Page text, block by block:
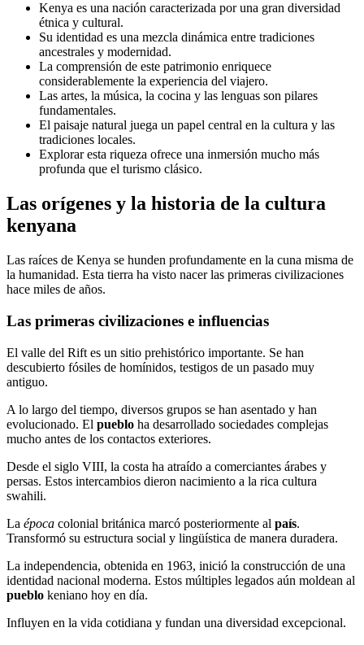
Kenya es una nación caracterizada por una gran diversidad
étnica y cultural.
Su identidad es una mezcla dinámica entre tradiciones
ancestrales y modernidad.
La comprensión de este patrimonio enriquece
considerablemente la experiencia del viajero.
Las artes, la música, la cocina y las lenguas son pilares
fundamentales.
El paisaje natural juega un papel central en la cultura y las
tradiciones locales.
Explorar esta riqueza ofrece una inmersión mucho más
profunda que el turismo clásico.
Las orígenes y la historia de la cultura
kenyana
Las raíces de Kenya se hunden profundamente en la cuna misma de
la humanidad. Esta tierra ha visto nacer las primeras civilizaciones
hace miles de años.
Las primeras civilizaciones e influencias
El valle del Rift es un sitio prehistórico importante. Se han
descubierto fósiles de homínidos, testigos de un pasado muy
antiguo.
A lo largo del tiempo, diversos grupos se han asentado y han
evolucionado. El pueblo ha desarrollado sociedades complejas
mucho antes de los contactos exteriores.
Desde el siglo VIII, la costa ha atraído a comerciantes árabes y
persas. Estos intercambios dieron nacimiento a la rica cultura
swahili.
La época colonial británica marcó posteriormente al país.
Transformó su estructura social y lingüística de manera duradera.
La independencia, obtenida en 1963, inició la construcción de una
identidad nacional moderna. Estos múltiples legados aún moldean al
pueblo keniano hoy en día.
Influyen en la vida cotidiana y fundan una diversidad excepcional.